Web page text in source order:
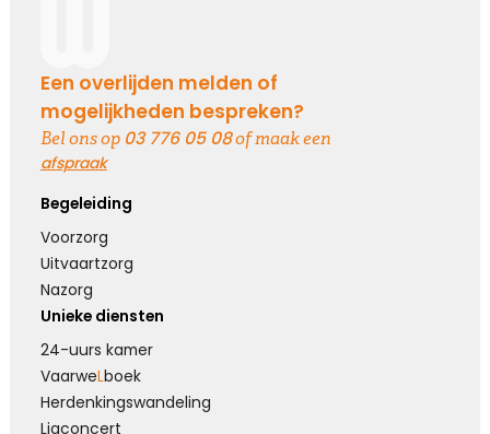
Een overlijden melden of
mogelijkheden bespreken?
Bel ons op 03 776 05 08of maak een
afspraak
Begeleiding
Voorzorg
Uitvaartzorg
Nazorg
Unieke diensten
24-uurs kamer
VaarweLboek
Herdenkings­wandeling
Ligconcert